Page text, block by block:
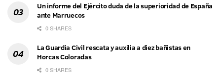
Un informe del Ejército duda de la superioridad de España
ante Marruecos
0 SHARES
La Guardia Civil rescata y auxilia a diez bañistas en
Horcas Coloradas
0 SHARES